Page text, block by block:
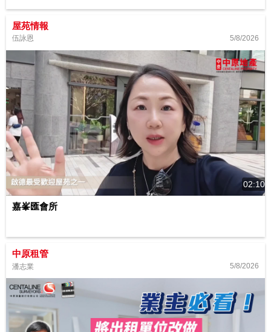
屋苑情報
伍詠恩 5/8/2026
02:10
嘉峯匯會所
中原租管
潘志業 5/8/2026